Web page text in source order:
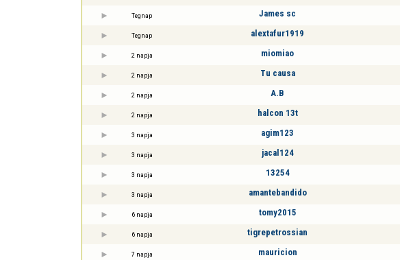
Tegnap James sc
Tegnap alextafur1919
2 napja miomiao
2 napja Tu causa
2 napja A.B
2 napja halcon 13t
3 napja agim123
3 napja jacal124
3 napja 13254
3 napja amantebandido
6 napja tomy2015
6 napja tigrepetrossian
7 napja mauricion